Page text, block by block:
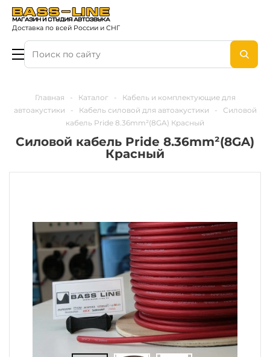
Доставка по всей России и СНГ
Главная - Каталог -
Кабель и комплектующие для
автоакустики
- Кабель силовой для автоакустики -
Силовой
кабель Pride 8.36mm²(8GA) Красный
Силовой кабель Pride 8.36mm²(8GA)
Красный